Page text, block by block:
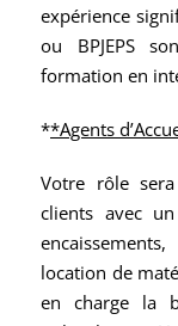
expérience
ou BPJEPS
formation en
**Agents
Votre rôle
clients avec
location de
en charge la